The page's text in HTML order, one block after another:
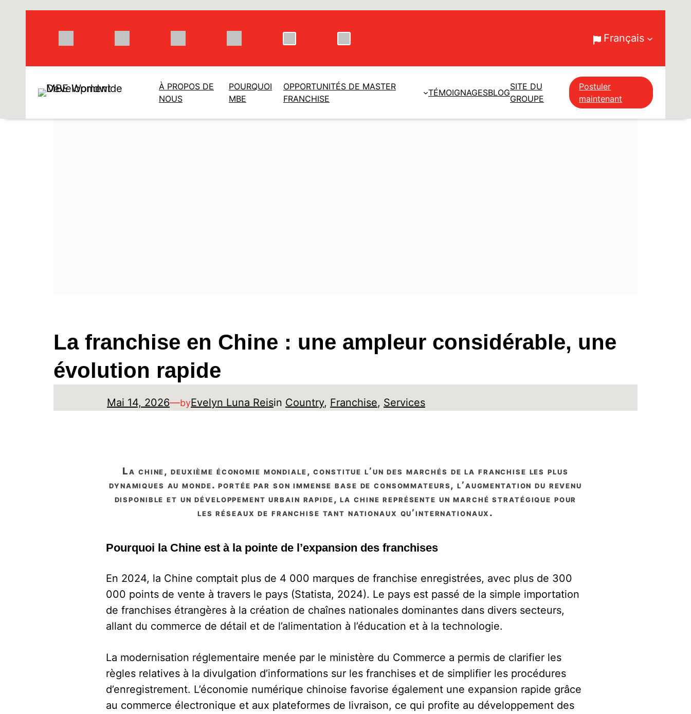
Français
À PROPOS DE
NOUS
POURQUOI
MBE
OPPORTUNITÉS DE MASTER
FRANCHISE
TÉMOIGNAGESBLOG
SITE DU
GROUPE
Postuler
maintenant
La franchise en Chine : une ampleur considérable, une
évolution rapide
Mai 14, 2026—byEvelyn Luna Reisin Country, Franchise, Services
la chine, deuxième économie mondiale, constitue l’un des marchés de la franchise les plus
dynamiques au monde. portée par son immense base de consommateurs, l’augmentation du revenu
disponible et un développement urbain rapide, la chine représente un marché stratégique pour
les réseaux de franchise tant nationaux qu’internationaux.
Pourquoi la Chine est à la pointe de l’expansion des franchises
En 2024, la Chine comptait plus de 4 000 marques de franchise enregistrées, avec plus de 300
000 points de vente à travers le pays (Statista, 2024). Le pays est passé de la simple importation
de franchises étrangères à la création de chaînes nationales dominantes dans divers secteurs,
allant du commerce de détail et de l’alimentation à l’éducation et à la technologie.
La modernisation réglementaire menée par le ministère du Commerce a permis de clarifier les
règles relatives à la divulgation d’informations sur les franchises et de simplifier les procédures
d’enregistrement. L’économie numérique chinoise favorise également une expansion rapide grâce
au commerce électronique et aux plateformes de livraison, ce qui profite au développement des